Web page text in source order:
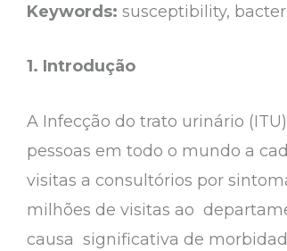
Keywords: susceptibility,
1. Introdução
A Infecção do trato urinário
pessoas em todo o mundo a
visitas a consultórios por
milhões de visitas ao
causa significativa de